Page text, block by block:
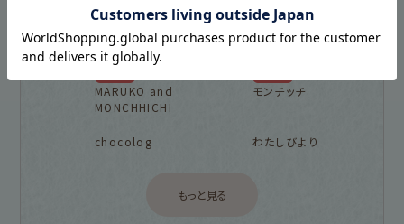
NEW!
限定
NEW!
お菓子などうぶつ
工房
MARUKO and
MONCHHICHI
モンチッチ
chocolog わたしびより
もっと見る